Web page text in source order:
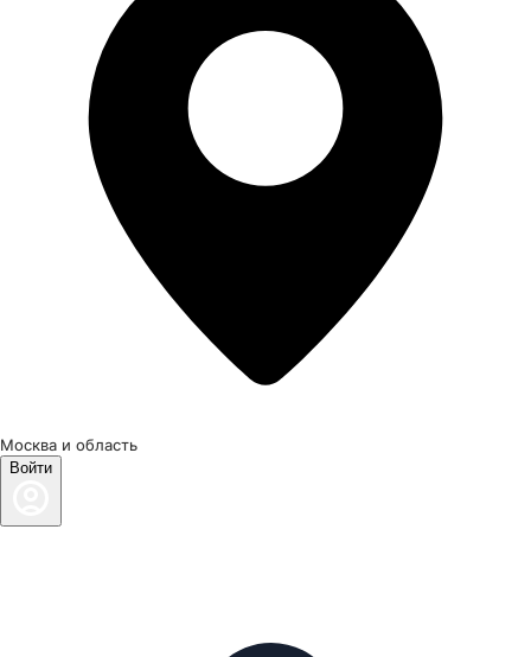
Москва и область
Войти